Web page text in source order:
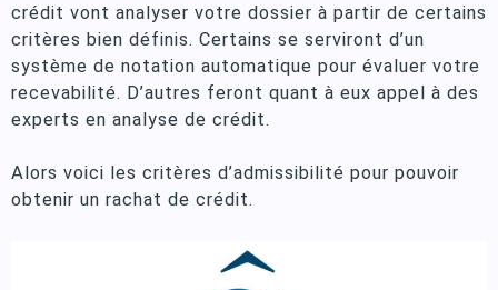
crédit vont analyser votre dossier à partir de certains
critères bien définis. Certains se serviront d’un
système de notation automatique pour évaluer votre
recevabilité. D’autres feront quant à eux appel à des
experts en analyse de crédit.
Alors voici les critères d’admissibilité pour pouvoir
obtenir un rachat de crédit.